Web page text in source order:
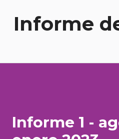
Informe
Informe 1 -